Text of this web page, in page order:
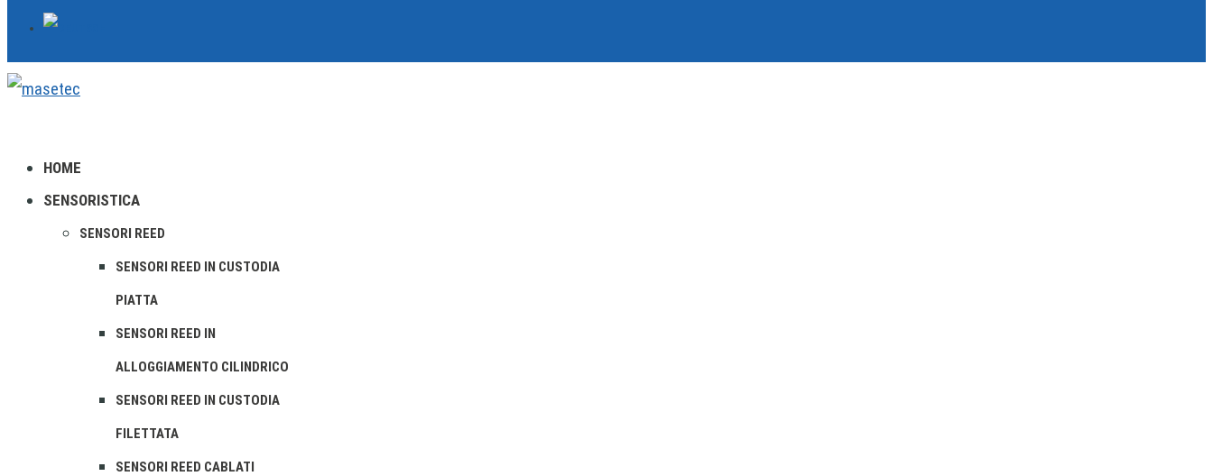
HOME
SENSORISTICA
SENSORI REED
SENSORI REED IN CUSTODIA
PIATTA
SENSORI REED IN
ALLOGGIAMENTO CILINDRICO
SENSORI REED IN CUSTODIA
FILETTATA
SENSORI REED CABLATI